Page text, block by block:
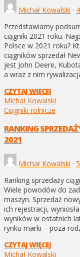
Michał Kowalski ·
Przedstawiamy
ciągniki 2021 roku.
Polsce w 2021 roku?
ciągników sprzedał
jest John Deere,
a wraz z nim
CZYTAJ WIĘCEJ
Michał Kowalski
Ciągniki rolnicze
RANKING
2021
Michał Kowalski ·
Ranking sprzedaży
Wiele powodów do
maszyn. Sprzedaż
ich rejestracji,
wyników w ostatnich
rynku marki – poza
CZYTAJ WIĘCEJ
Michał Kowalski